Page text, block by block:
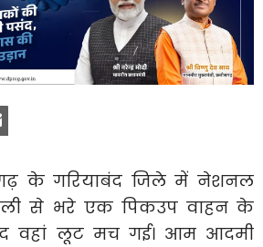
के गरियाबंद जिले में नेशनल
से भरे एक पिकउप वाहन के
वहां लूट मच गई। आम आदमी